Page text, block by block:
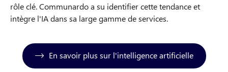
rôle clé. Communardo a su identifier cette tendance et
intègre l'IA dans sa large gamme de services.
En savoir plus sur l'intelligence artificielle